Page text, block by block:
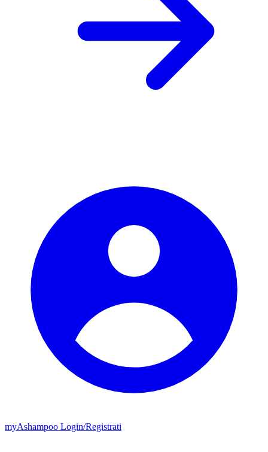
myAshampoo Login/Registrati